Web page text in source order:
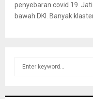
penyebaran covid 19.
bawah DKI. Banyak